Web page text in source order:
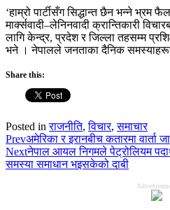
‘हाम्रो पार्टीसँग सिद्धान्त छैन भन्ने भ्रम
मार्क्सवादी–लेनिनवादी क्रान्तिकारी
लागि केन्द्र, प्रदेश र जिल्ला तहसम्म
भने । नेपालले जनताका दैनिक
Share this:
Posted inराजनीति,विचार,समाचार
Prevअमेरिका र इरानबीच कतारमा वार्ता
Nextनेपाल आयल निगमले पेट्रोलियम
समस्या समाधान भइसकेको दाबी